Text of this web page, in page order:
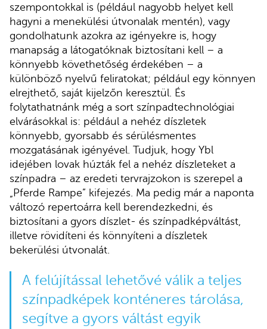
szempontokkal is (például nagyobb helyet kell
hagyni a menekülési útvonalak mentén), vagy
gondolhatunk azokra az igényekre is, hogy
manapság a látogatóknak biztosítani kell – a
könnyebb követhetőség érdekében – a
különböző nyelvű feliratokat; például egy könnyen
elrejthető, saját kijelzőn keresztül. És
folytathatnánk még a sort színpadtechnológiai
elvárásokkal is: például a nehéz díszletek
könnyebb, gyorsabb és sérülésmentes
mozgatásának igényével. Tudjuk, hogy Ybl
idejében lovak húzták fel a nehéz díszleteket a
színpadra – az eredeti tervrajzokon is szerepel a
„Pferde Rampe” kifejezés. Ma pedig már a naponta
változó repertoárra kell berendezkedni, és
biztosítani a gyors díszlet- és színpadképváltást,
illetve rövidíteni és könnyíteni a díszletek
bekerülési útvonalát.
A felújítással lehetővé válik a teljes
színpadképek konténeres tárolása,
segítve a gyors váltást egyik